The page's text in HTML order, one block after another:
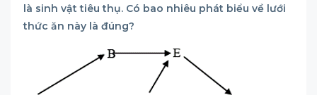
là sinh vật tiêu thụ. Có bao nhiêu phát biểu về lưới
thức ăn này là đúng?